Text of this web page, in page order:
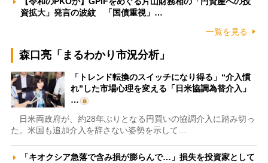
資拡大」発言の波紋 「国債重視」…
一覧を見る
森口亮「まるわかり市況分析」
「トレンド転換のスイッチになり得る」“介入慣
れ”した市場心理を変える「日米協調為替介入」
…
日米両政府が、約28年ぶりとなる円買いの協調介入に踏み切っ
た。米国も追加介入を辞さない姿勢を示して…
「キオクシア急落で含み損が膨らんで…」損失を投資家として